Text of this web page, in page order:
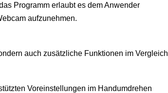
Programm erlaubt es dem Anwender
aufzunehmen.
auch zusätzliche Funktionen im Vergleich
Voreinstellungen im Handumdrehen